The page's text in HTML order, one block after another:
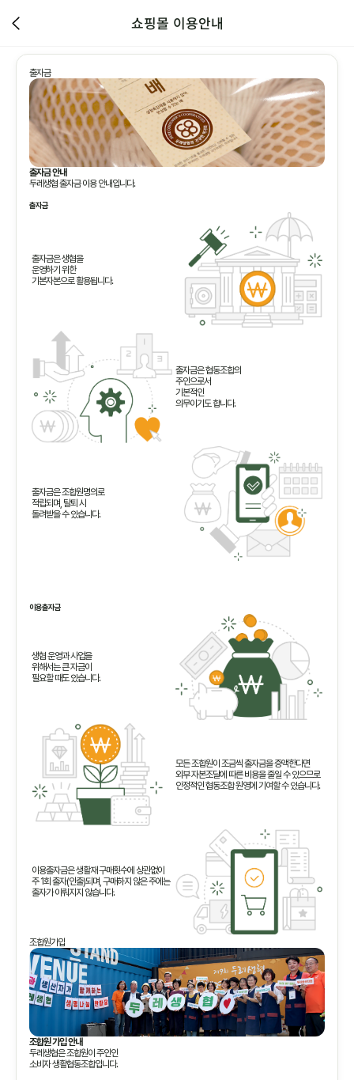
쇼핑몰 이용안내
출자금
출자금 안내
두레생협 출자금 이용 안내입니다.
출자금
출자금은 생협을
운영하기 위한
기본자본으로 활용됩니다.
출자금은 협동조합의
주인으로서
기본적인
의무이기도 합니다.
출자금은 조합원명의로
적립되며, 탈퇴 시
돌려받을 수 있습니다.
이용출자금
생협 운영과 사업을
위해서는 큰 자금이
필요할 때도 있습니다.
모든 조합원이 조금씩 출자금을 증액한다면
외부 자본조달에 따른 비용을 줄일 수 있으므로
안정적인 협동조합 원영에 기여할 수 있습니다.
이용출자금은 생활재 구매횟수에 상관없이
주 1회 출자(인출)되며, 구매하지 않은 주에는
출자가 이뤄지지 않습니다.
조합원가입
조합원 가입 안내
두레생협은 조합원이 주인인
소비자 생활협동조합입니다.